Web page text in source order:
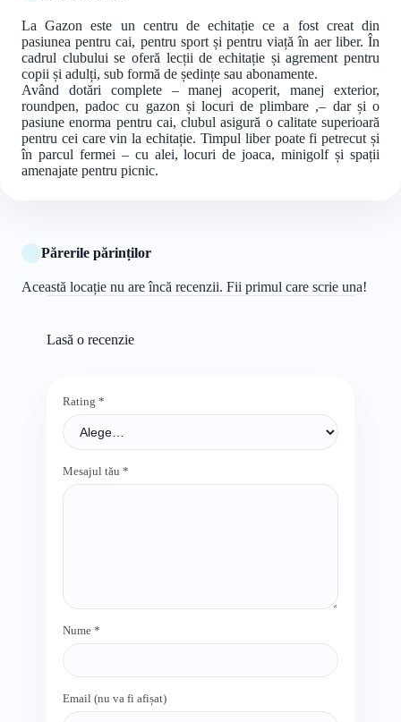
La Gazon este un centru de echitație ce a fost creat din
pasiunea pentru cai, pentru sport și pentru viață în aer liber. În
cadrul clubului se oferă lecții de echitație și agrement pentru
copii și adulți, sub formă de ședințe sau abonamente.
Având dotări complete – manej acoperit, manej exterior,
roundpen, padoc cu gazon și locuri de plimbare ,– dar și o
pasiune enorma pentru cai, clubul asigură o calitate superioară
pentru cei care vin la echitație. Timpul liber poate fi petrecut și
în parcul fermei – cu alei, locuri de joaca, minigolf și spații
amenajate pentru picnic.
Părerile părinților
Această locație nu are încă recenzii. Fii primul care scrie una!
Lasă o recenzie
Rating *
Mesajul tău *
Nume *
Email (nu va fi afișat)